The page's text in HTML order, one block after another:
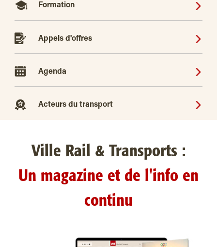
Formation
Appels d'offres
Agenda
Acteurs du transport
Ville Rail & Transports :
Un magazine et de l'info en
continu